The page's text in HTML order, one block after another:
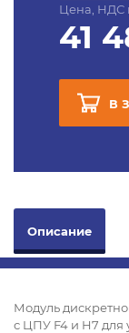
Цена, НДС
41
В
Описание
Модуль
с ЦПУ F4 и H7 для